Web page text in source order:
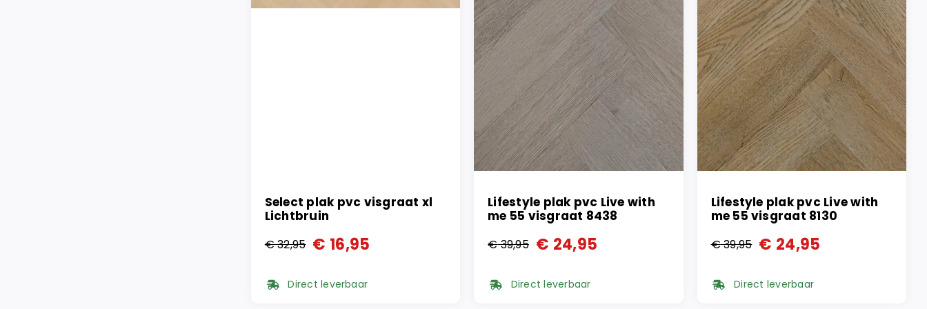
Select plak pvc visgraat xl
Lichtbruin
€32,95
Oorspronkelijke
prijs
€ 16,95
Huidige
prijsDirect leverbaar
Lifestyle plak pvc Live with
me 55 visgraat 8438
€39,95
Oorspronkelijke
prijs
€ 24,95
Huidige
prijsDirect leverbaar
Lifestyle plak pvc Live with
me 55 visgraat 8130
€39,95
Oorspronkelijke
prijs
€ 24,95
Huidige
prijsDirect leverbaar